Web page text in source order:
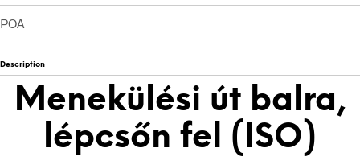
POA
Description
Menekülési út balra,
lépcsőn fel (ISO)